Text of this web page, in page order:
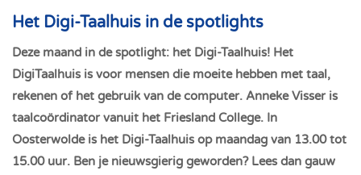
Het Digi-Taalhuis in de spotlights
Deze maand in de spotlight: het Digi-Taalhuis! Het
DigiTaalhuis is voor mensen die moeite hebben met taal,
rekenen of het gebruik van de computer. Anneke Visser is
taalcoördinator vanuit het Friesland College. In
Oosterwolde is het Digi-Taalhuis op maandag van 13.00 tot
15.00 uur. Ben je nieuwsgierig geworden? Lees dan gauw